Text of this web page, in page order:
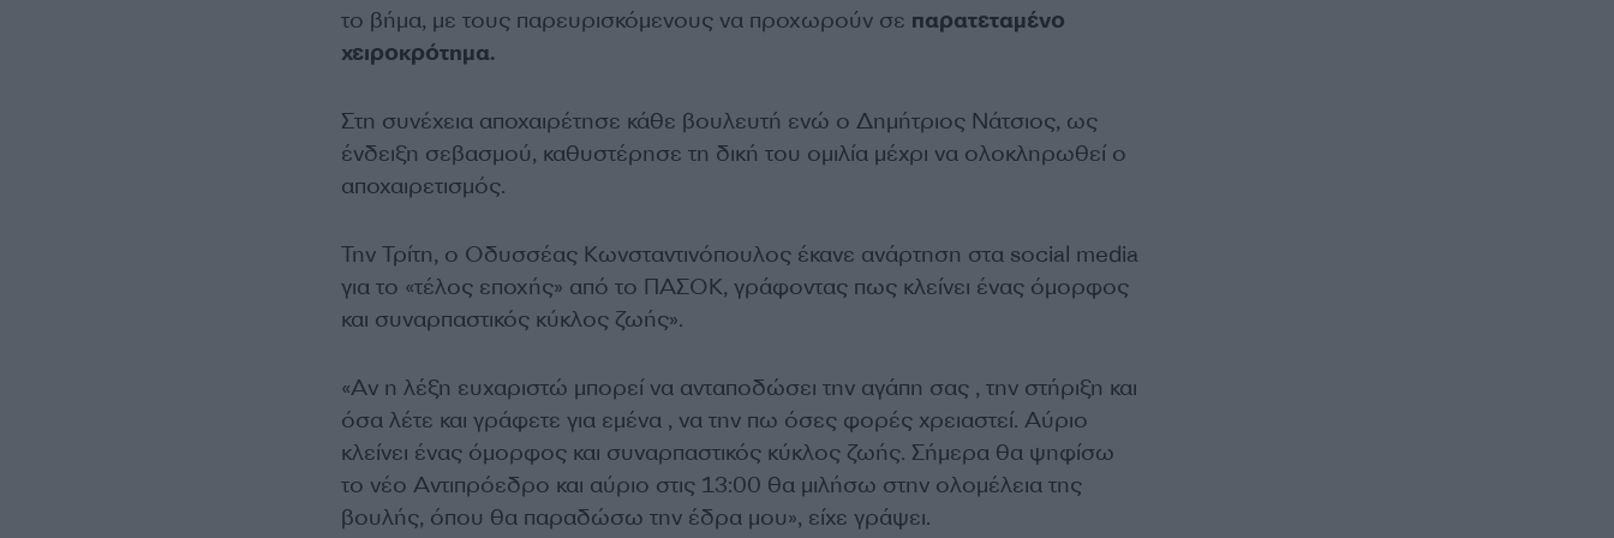
το βήμα, με τους παρευρισκόμενους να προχωρούν σε παρατεταμένο
χειροκρότημα.
Στη συνέχεια αποχαιρέτησε κάθε βουλευτή ενώ ο Δημήτριος Νάτσιος, ως
ένδειξη σεβασμού, καθυστέρησε τη δική του ομιλία μέχρι να ολοκληρωθεί ο
αποχαιρετισμός.
Την Τρίτη, ο Οδυσσέας Κωνσταντινόπουλος έκανε ανάρτηση στα social media
για το «τέλος εποχής» από το ΠΑΣΟΚ, γράφοντας πως κλείνει ένας όμορφος
και συναρπαστικός κύκλος ζωής».
«Αν η λέξη ευχαριστώ μπορεί να ανταποδώσει την αγάπη σας , την στήριξη και
όσα λέτε και γράφετε για εμένα , να την πω όσες φορές χρειαστεί. Αύριο
κλείνει ένας όμορφος και συναρπαστικός κύκλος ζωής. Σήμερα θα ψηφίσω
το νέο Αντιπρόεδρο και αύριο στις 13:00 θα μιλήσω στην ολομέλεια της
βουλής, όπου θα παραδώσω την έδρα μου», είχε γράψει.